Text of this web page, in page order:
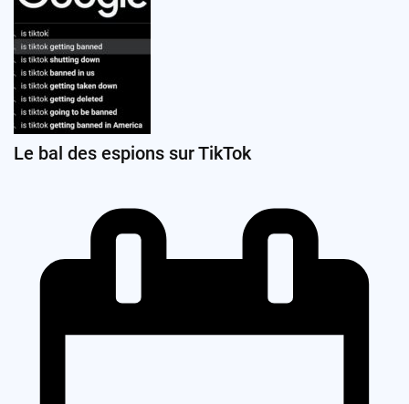
Le bal des espions sur TikTok